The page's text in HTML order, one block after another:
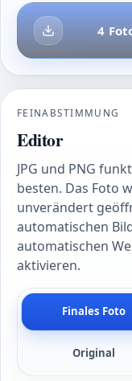
4
FEINABSTIMMUNG
Editor
JPG und PNG
besten. Das Foto
unverändert
automatischen
automatischen
aktivieren.
Finales Foto
Original